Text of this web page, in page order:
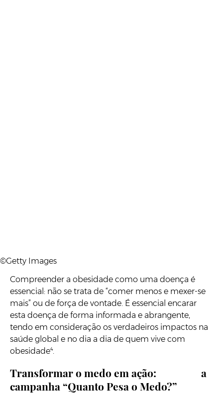
©Getty Images
Compreender a obesidade como uma doença é
essencial: não se trata de “comer menos e mexer-se
mais” ou de força de vontade. É essencial encarar
esta doença de forma informada e abrangente,
tendo em consideração os verdadeiros impactos na
saúde global e no dia a dia de quem vive com
obesidade⁴.
Transformar o medo em ação: a
campanha “Quanto Pesa o Medo?”